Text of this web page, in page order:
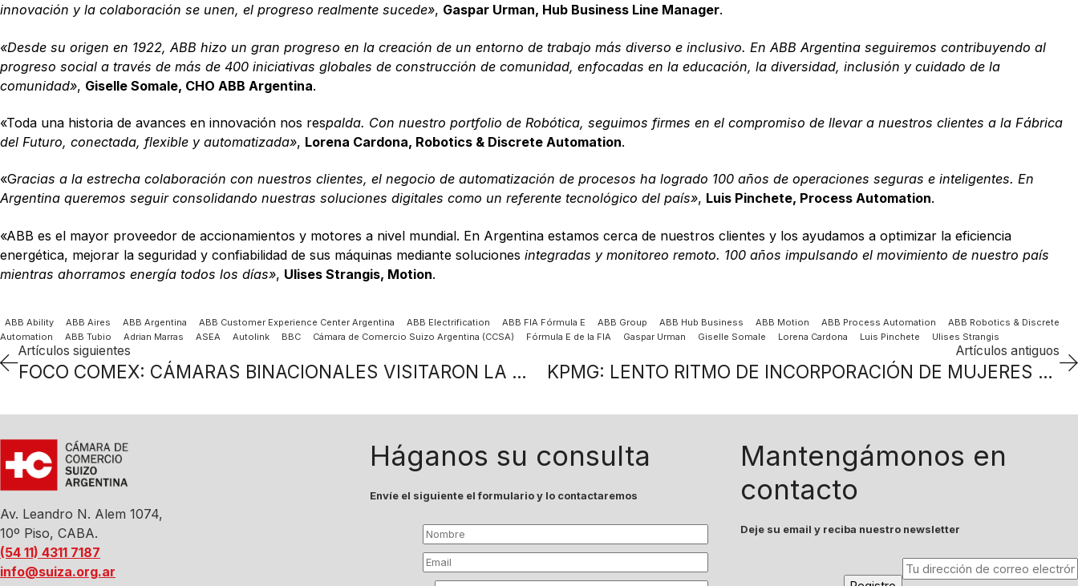
innovación y la colaboración se unen, el progreso realmente sucede», Gaspar Urman, Hub Business Line Manager.
«Desde su origen en 1922, ABB hizo un gran progreso en la creación de un entorno de trabajo más diverso e inclusivo. En ABB Argentina seguiremos contribuyendo al
progreso social a través de más de 400 iniciativas globales de construcción de comunidad, enfocadas en la educación, la diversidad, inclusión y cuidado de la
comunidad», Giselle Somale, CHO ABB Argentina.
«Toda una historia de avances en innovación nos respalda. Con nuestro portfolio de Robótica, seguimos firmes en el compromiso de llevar a nuestros clientes a la Fábrica
del Futuro, conectada, flexible y automatizada», Lorena Cardona, Robotics & Discrete Automation.
«Gracias a la estrecha colaboración con nuestros clientes, el negocio de automatización de procesos ha logrado 100 años de operaciones seguras e inteligentes. En
Argentina queremos seguir consolidando nuestras soluciones digitales como un referente tecnológico del país», Luis Pinchete, Process Automation.
«ABB es el mayor proveedor de accionamientos y motores a nivel mundial. En Argentina estamos cerca de nuestros clientes y los ayudamos a optimizar la eficiencia
energética, mejorar la seguridad y confiabilidad de sus máquinas mediante soluciones integradas y monitoreo remoto. 100 años impulsando el movimiento de nuestro país
mientras ahorramos energía todos los días», Ulises Strangis, Motion.
ABB Ability ABB Aires ABB Argentina ABB Customer Experience Center Argentina ABB Electrification ABB FIA Fórmula E ABB Group ABB Hub Business ABB Motion ABB Process Automation
ABB Robotics & Discrete
Automation
ABB Tubio Adrian Marras ASEA Autolink BBC Cámara de Comercio Suizo Argentina (CCSA) Fórmula E de la FIA Gaspar Urman Giselle Somale Lorena Cardona Luis Pinchete Ulises Strangis
KPMG: LENTO RITMO DE INCORPORACIÓN DE MUJERES EN LOS LUGARES DE CONDUCCIÓN
Artículos antiguos
FOCO COMEX: CÁMARAS BINACIONALES VISITARON LA ADMINISTRACIÓN GENERAL DE PUERTOS
Artículos siguientes
Av. Leandro N. Alem 1074,
10º Piso, CABA.
(54 11) 4311 7187
info@suiza.org.ar
Háganos su consulta
Envíe el siguiente el formulario y lo contactaremos
Mantengámonos en
contacto
Deje su email y reciba nuestro newsletter